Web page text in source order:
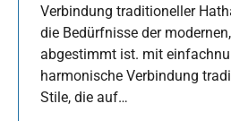
Verbindung traditioneller
die Bedürfnisse der
abgestimmt ist. mit
harmonische Verbindung
Stile, die auf…